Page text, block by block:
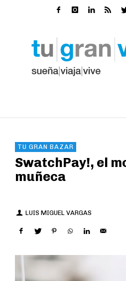
TU GRAN BAZAR
SwatchPay!, el
muñeca
LUIS MIGUEL VARGAS